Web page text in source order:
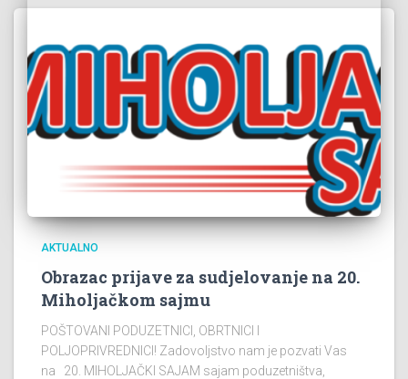
AKTUALNO
Obrazac prijave za sudjelovanje na 20.
Miholjačkom sajmu
POŠTOVANI PODUZETNICI, OBRTNICI I
POLJOPRIVREDNICI! Zadovoljstvo nam je pozvati Vas
na 20. MIHOLJAČKI SAJAM sajam poduzetništva,